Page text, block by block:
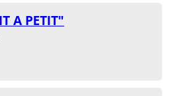
A PETIT"